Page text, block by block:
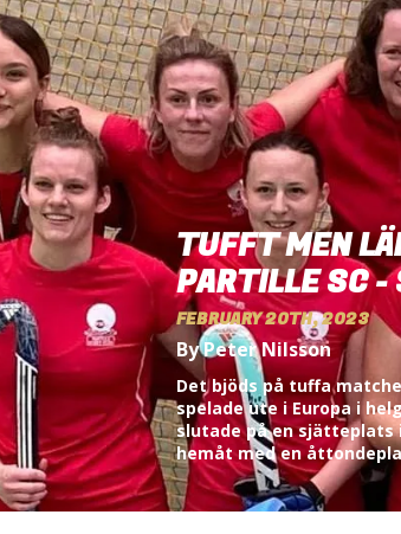
TUFFT MEN
PARTILLE SC
FEBRUARY 20TH, 2023
By Peter Nilsson
Det bjöds på tuffa
spelade ute i Europa i
slutade på en sjätteplats
hemåt med en